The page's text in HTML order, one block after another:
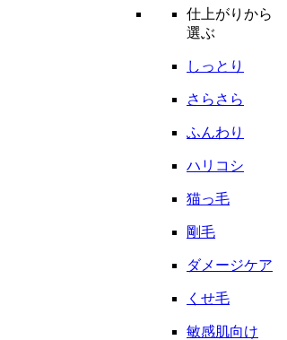
仕上がりから
選ぶ
しっとり
さらさら
ふんわり
ハリコシ
猫っ毛
剛毛
ダメージケア
くせ毛
敏感肌向け